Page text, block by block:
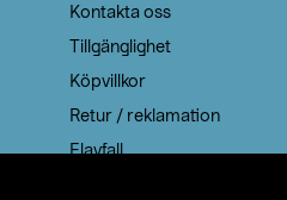
Kontakta oss
Tillgänglighet
Köpvillkor
Retur / reklamation
Elavfall